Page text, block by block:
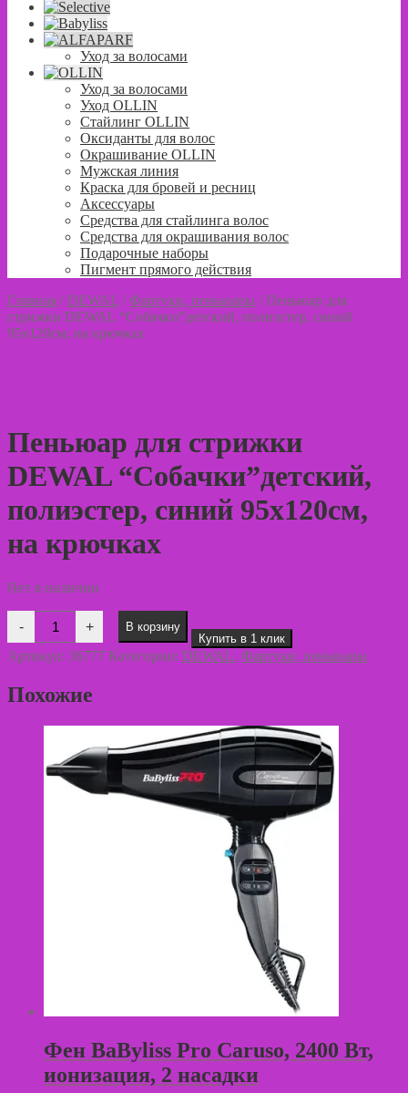
Уход за волосами
Уход за волосами
Уход OLLIN
Стайлинг OLLIN
Оксиданты для волос
Окрашивание OLLIN
Мужская линия
Краска для бровей и ресниц
Аксессуары
Средства для стайлинга волос
Средства для окрашивания волос
Подарочные наборы
Пигмент прямого действия
Главная / DEWAL /Фартуки, пеньюары / Пеньюар для
стрижки DEWAL “Собачки”детский, полиэстер, синий
95х120см, на крючках
Пеньюар для стрижки
DEWAL “Собачки”детский,
полиэстер, синий 95х120см,
на крючках
Нет в наличии
-
Количество
товара
Пеньюар
для
DEWAL
"Собачки"детский,
95х120см,
на
крючках
+
В корзину
Купить в 1 клик
Артикул: 36777 Категории: DEWAL, Фартуки, пеньюары
Похожие
Фен BaByliss Pro Caruso, 2400 Вт,
ионизация, 2 насадки